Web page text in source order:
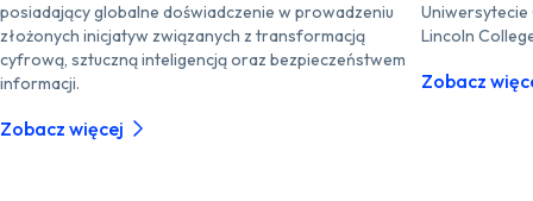
posiadający globalne doświadczenie w prowadzeniu
złożonych inicjatyw związanych z transformacją
cyfrową, sztuczną inteligencją oraz bezpieczeństwem
informacji.
Zobacz więcej
Lincoln
Zobacz